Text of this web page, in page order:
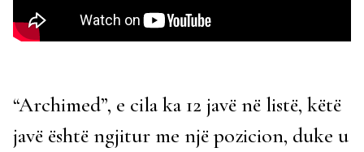
“Archimed”, e cila ka 12 javë në listë, këtë
javë është ngjitur me një pozicion, duke u